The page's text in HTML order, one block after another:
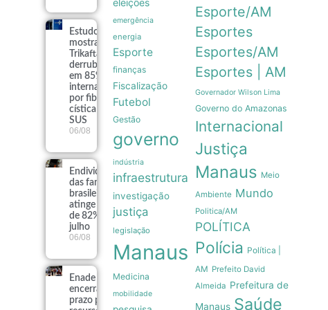
Estudo
mostra que
Trikafta
derrubou
em 85% as
internações
por fibrose
cística no
SUS
06/08
Endividamento
das famílias
brasileiras
atinge recorde
de 82% em
julho
06/08
Enade 2026
encerra
prazo para
eleições
emergência
energia
Esporte
finanças
Fiscalização
Futebol
Gestão
governo
indústria
infraestrutura
investigação
justiça
legislação
Manaus
Medicina
mobilidade
Esporte/AM
Esportes
Esportes/AM
Esportes | AM
Governador Wilson Lima
Governo do Amazonas
Internacional
Justiça
Manaus Meio
Ambiente Mundo
Politica/AM
POLÍTICA
Polícia Política |
AM Prefeito David
Almeida Prefeitura de
Manaus Saúde